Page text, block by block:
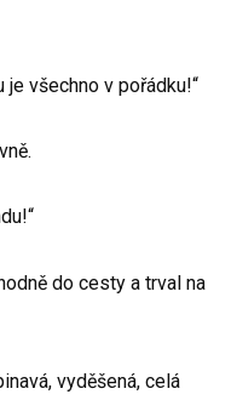
je všechno v pořádku!“
do cesty a trval na
vyděšená, celá